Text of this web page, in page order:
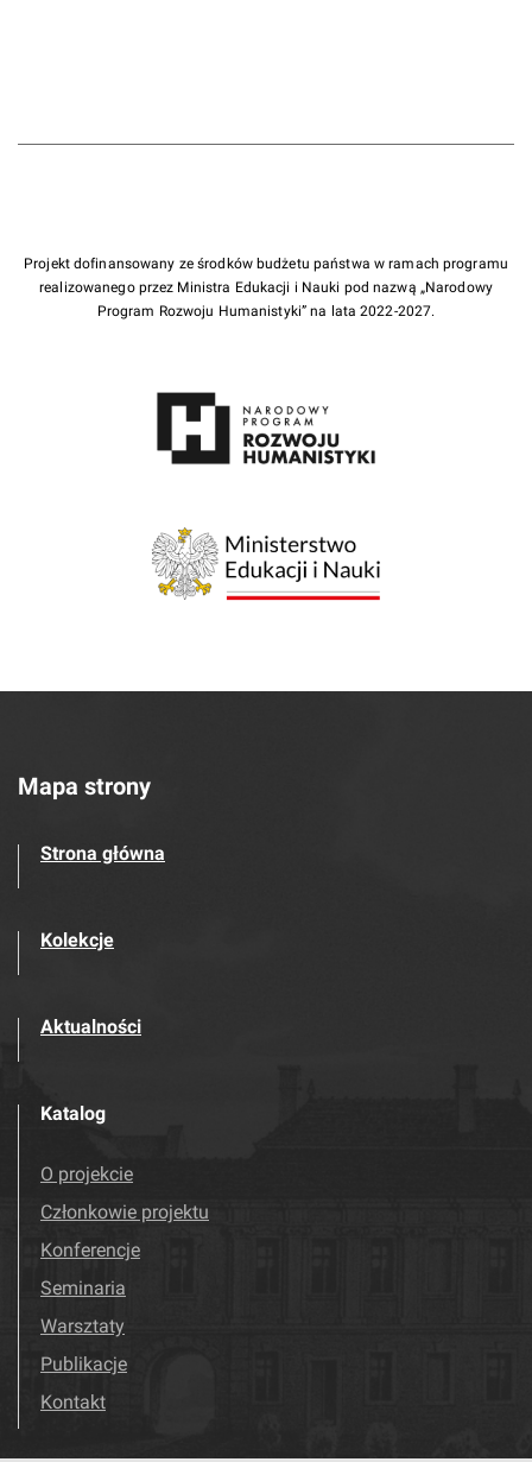
Projekt dofinansowany ze środków budżetu państwa w ramach programu
realizowanego przez Ministra Edukacji i Nauki pod nazwą „Narodowy
Program Rozwoju Humanistyki” na lata 2022-2027.
Mapa strony
Strona główna
Kolekcje
Aktualności
Katalog
O projekcie
Członkowie projektu
Konferencje
Seminaria
Warsztaty
Publikacje
Kontakt